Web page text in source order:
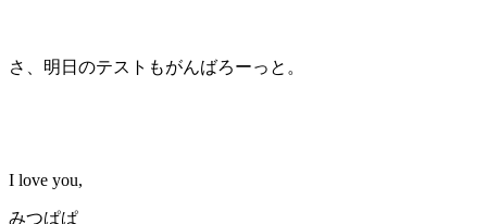
さ、明日のテストもがんばろーっと。
I love you,
みつぱぱ